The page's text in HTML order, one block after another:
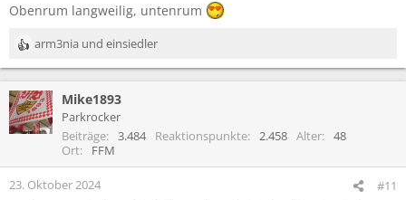
Obenrum langweilig, untenrum
R
e
k
t
i
n
e
arm3nia und einsiedler
Mike1893
Parkrocker
Beiträge
3.484 Reaktionspunkte 2.458 Alter
48
Ort
FFM
23. Oktober 2024 #11